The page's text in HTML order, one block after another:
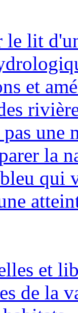
le lit
et
une
la
qui
et
de la